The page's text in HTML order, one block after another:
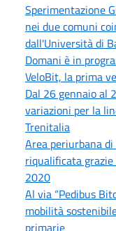
Sperimentazione
nei due comuni
dall'Università di
Domani è in
VeloBit, la prima
Dal 26 gennaio al
variazioni per la
Trenitalia
Area periurbana
riqualificata grazie
2020
Al via “Pedibus
mobilità
primarie